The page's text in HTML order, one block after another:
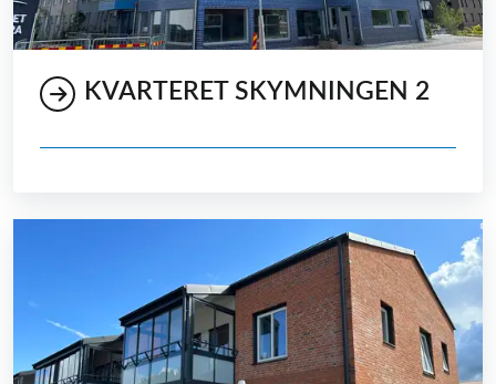
KVARTERET SKYMNINGEN 2